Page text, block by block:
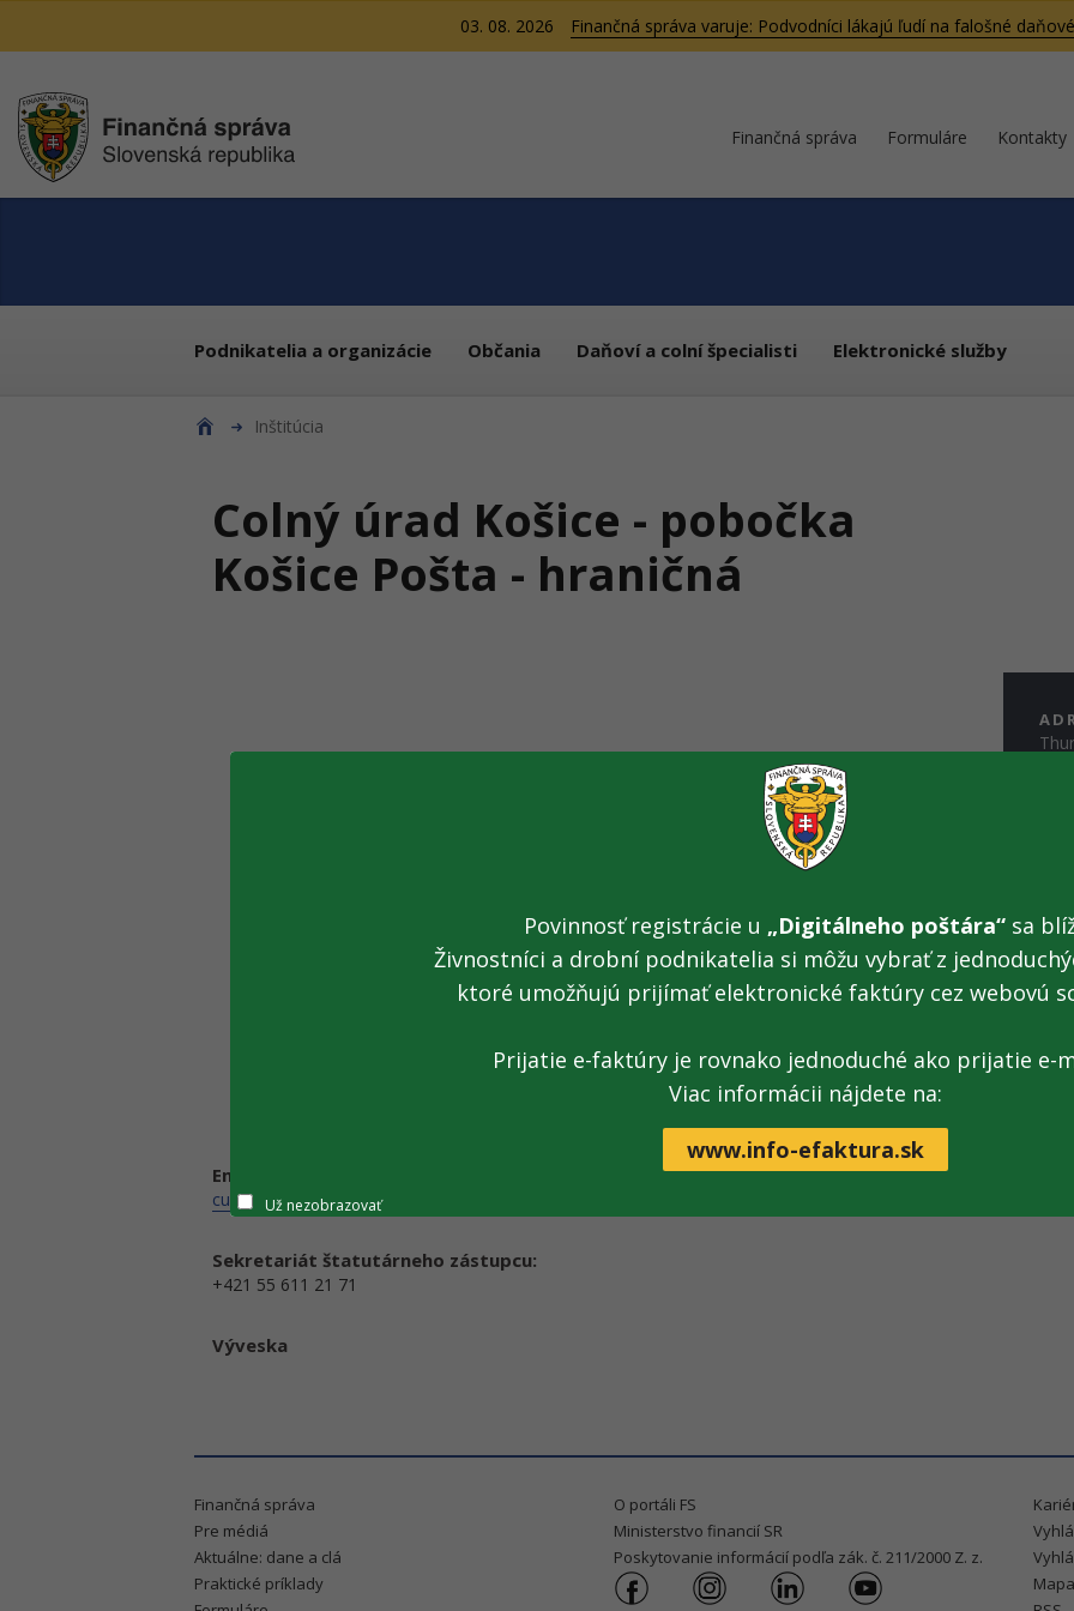
03. 08. 2026
Finančná správa varuje: Podvodníci lákajú ľudí na falošné
Finančná správa Formuláre Kontakty
Podnikatelia a organizácie Občania Daňoví a colní špecialisti Elektronické služby
Inštitúcia
Colný úrad Košice - pobočka
Košice Pošta - hraničná
Št
Pi
St
Email:
cu5651@financnasprava.sk
Sekretariát štatutárneho zástupcu:
+421 55 611 21 71
Riaditeľ:
Výveska
Finančná správa
Pre médiá
Aktuálne: dane a clá
Praktické príklady
O portáli FS
Ministerstvo financií SR
Poskytovanie informácií podľa zák. č. 211/2000 Z. z.
Povinnosť registrácie u „Digitálneho poštára“ sa
Živnostníci a drobní podnikatelia si môžu vybrať z
ktoré umožňujú prijímať elektronické faktúry cez webovú
Prijatie e-faktúry je rovnako jednoduché ako prijatie e-
Viac informácii nájdete na:
www.info-efaktura.sk
Už nezobrazovať